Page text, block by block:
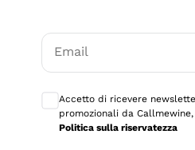
Email
Accetto di ricevere
promozionali da
Politica sulla riservatezza